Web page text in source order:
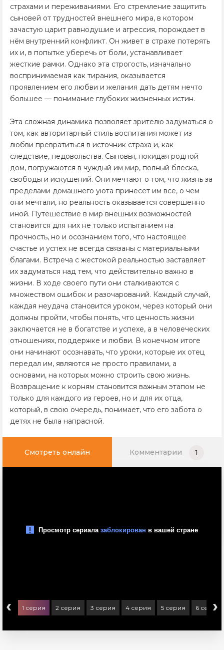
страхами и переживаниями. Его стремление защитить
сыновей от трудностей внешнего мира, в котором
зачастую царит равнодушие и агрессия, порождает в
нём внутренний конфликт. Он живет в страхе потерять
их и, в попытке уберечь от боли, устанавливает
жесткие рамки. Однако эта строгость, изначально
воспринимаемая как тирания, оказывается
проявлением его любви и желания дать детям нечто
большее — понимание глубоких жизненных истин.
Эта сложная динамика позволяет зрителю задуматься о
том, как авторитарный стиль воспитания может из
любви превратиться в источник страха и, как
следствие, недовольства. Сыновья, покидая родной
дом, погружаются в чуждый им мир, полный блеска,
свободы и искушений. Они мечтают о том, что жизнь за
пределами домашнего уюта принесет им все, о чем
они мечтали, но реальность оказывается совершенно
иной. Путешествие в мир внешних возможностей
становится для них не только испытанием на
прочность, но и осознанием того, что настоящее
счастье и успех не всегда связаны с материальными
благами. Встреча с жестокой реальностью заставляет
их задуматься над тем, что действительно важно в
жизни. В ходе своего пути они сталкиваются с
множеством ошибок и разочарований. Каждый случай,
каждая неудача становится уроком, через который они
должны пройти, чтобы понять, что ценность жизни
заключается не в богатстве и успехе, а в человеческих
отношениях, поддержке и любви. В конечном итоге
они начинают осознавать, что уроки, которые их отец
передал им, являются не просто правилами, а
основами, на которых можно строить свою жизнь.
Возвращение к корням становится важным этапом не
только для каждого из героев, но и для их отца,
который, в свою очередь, понимает, что его забота о
детях не была напрасной.
Смотреть онлайн Комментарии 1
‹ 1 серия 2 серия 3 серия 4 серия 5 серия 6 серия
›